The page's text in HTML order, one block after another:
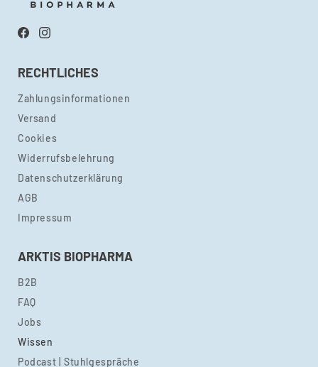
FacebookInstagram
RECHTLICHES
Zahlungsinformationen
Versand
Cookies
Widerrufsbelehrung
Datenschutzerklärung
AGB
Impressum
ARKTIS BIOPHARMA
B2B
FAQ
Jobs
Wissen
Podcast | Stuhlgespräche